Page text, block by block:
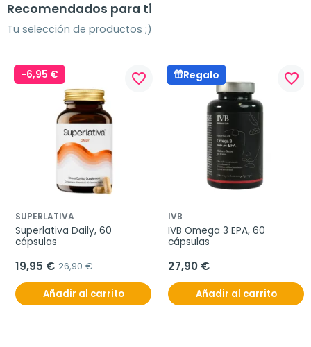
Recomendados para ti
Tu selección de productos ;)
-6,95 € favorite_border
SUPERLATIVA
Superlativa Daily, 60
cápsulas
19,95 € 26,90 €
Añadir al carrito
Regalo favorite_border
IVB
IVB Omega 3 EPA, 60
cápsulas
27,90 €
Añadir al carrito